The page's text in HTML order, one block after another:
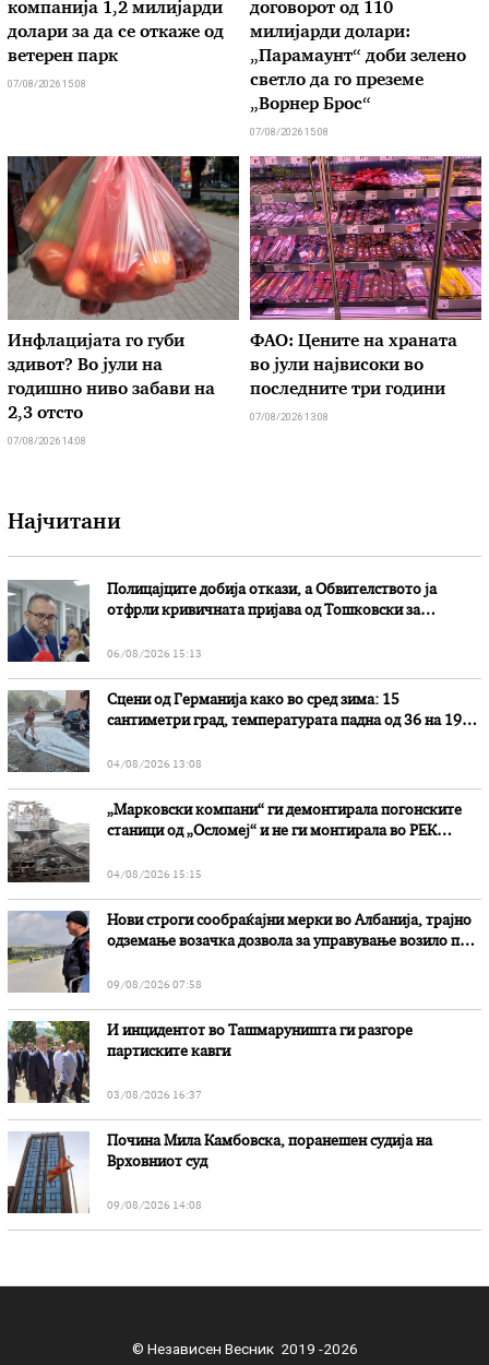
компанија 1,2 милијарди
долари за да се откаже од
ветерен парк
07/08/2026 15:08
договорот од 110
милијарди долари:
„Парамаунт“ доби зелено
светло да го преземе
„Ворнер Брос“
07/08/2026 15:08
Инфлацијата го губи
здивот? Во јули на
годишно ниво забави на
2,3 отсто
07/08/2026 14:08
ФАО: Цените на храната
во јули највисоки во
последните три години
07/08/2026 13:08
Најчитани
Полицајците добија откази, а Обвителството ја
отфрли кривичната пријава од Тошковски за
06/08/2026 15:13
Сцени од Германија како во сред зима: 15
сантиметри град, температурата падна од 36 на 19
04/08/2026 13:08
„Марковски компани“ ги демонтирала погонските
станици од „Осломеј“ и не ги монтирала во РЕК
04/08/2026 15:15
Нови строги сообраќајни мерки во Aлбанија, трајно
одземање возачка дозвола за управување возило под
09/08/2026 07:58
И инцидентот во Ташмаруништa ги разгоре
партиските кавги
03/08/2026 16:37
Почина Мила Камбовска, поранешен судија на
Врховниот суд
09/08/2026 14:08
© Независен Весник 2019 -2026